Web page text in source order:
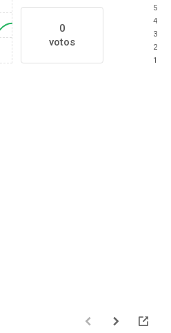
0
votos
5
4
3
2
1